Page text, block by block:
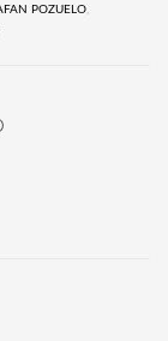
POZUELO